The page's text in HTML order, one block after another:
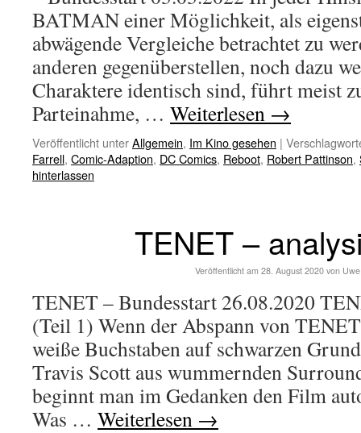
BATMAN einer Möglichkeit, als
abwägende Vergleiche betrachtet zu
anderen gegenüberstellen, noch dazu
Charaktere identisch sind, führt meist
Parteinahme, … Weiterlesen →
Veröffentlicht unterAllgemein, Im Kino gesehen |
Farrell, Comic-Adaption, DC Comics, Reboot, Robert Pattinson,
hinterlassen
TENET –
Veröffentlicht am 28. August 2020 von
TENET – Bundesstart 26.08.2020
(Teil 1) Wenn der Abspann von
weiße Buchstaben auf schwarzen
Travis Scott aus wummernden
beginnt man im Gedanken den Film
Was … Weiterlesen →